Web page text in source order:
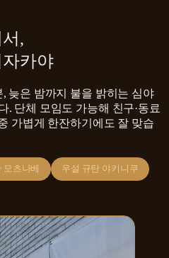
,
카야
늦은 밤까지 불을 밝히는 심야
. 단체 모임도 가능해 친구·동료
가볍게 한잔하기에도 잘 맞습
모츠나베 우설 규탄 야키니쿠